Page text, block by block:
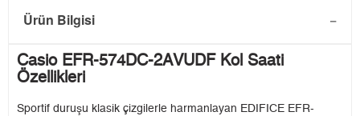
Ürün Bilgisi
Casio EFR-574DC-2AVUDF Kol Saati
Özellikleri
Sportif duruşu klasik çizgilerle harmanlayan EDIFICE EFR-